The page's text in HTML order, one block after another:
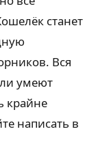
станет
Вся
умеют
крайне
написать в